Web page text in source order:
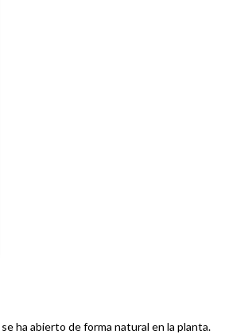
ha abierto de forma natural en la planta.